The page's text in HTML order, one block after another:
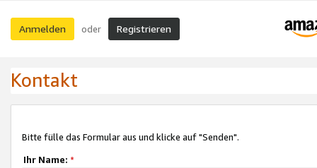
Anmelden oder Registrieren
Kontakt
Bitte fülle das Formular aus und klicke auf "Senden".
Ihr Name: *